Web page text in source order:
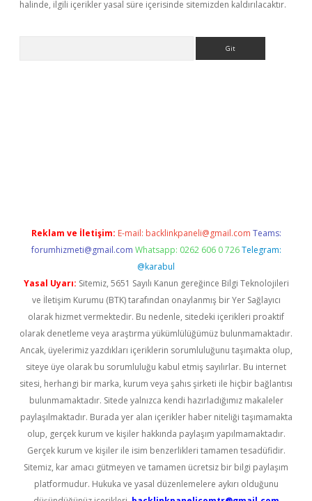
halinde, ilgili içerikler yasal süre içerisinde sitemizden kaldırılacaktır.
Reklam ve İletişim: E-mail: backlinkpaneli@gmail.com Teams:
forumhizmeti@gmail.com Whatsapp: 0262 606 0 726 Telegram:
@karabul
Yasal Uyarı: Sitemiz, 5651 Sayılı Kanun gereğince Bilgi Teknolojileri
ve İletişim Kurumu (BTK) tarafından onaylanmış bir Yer Sağlayıcı
olarak hizmet vermektedir. Bu nedenle, sitedeki içerikleri proaktif
olarak denetleme veya araştırma yükümlülüğümüz bulunmamaktadır.
Ancak, üyelerimiz yazdıkları içeriklerin sorumluluğunu taşımakta olup,
siteye üye olarak bu sorumluluğu kabul etmiş sayılırlar. Bu internet
sitesi, herhangi bir marka, kurum veya şahıs şirketi ile hiçbir bağlantısı
bulunmamaktadır. Sitede yalnızca kendi hazırladığımız makaleler
paylaşılmaktadır. Burada yer alan içerikler haber niteliği taşımamakta
olup, gerçek kurum ve kişiler hakkında paylaşım yapılmamaktadır.
Gerçek kurum ve kişiler ile isim benzerlikleri tamamen tesadüfidir.
Sitemiz, kar amacı gütmeyen ve tamamen ücretsiz bir bilgi paylaşım
platformudur. Hukuka ve yasal düzenlemelere aykırı olduğunu